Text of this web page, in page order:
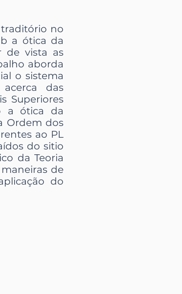
no
a ótica da
de vista as
aborda
o sistema
das
Superiores
a ótica da
Ordem dos
ao PL
do sitio
da Teoria
de
do